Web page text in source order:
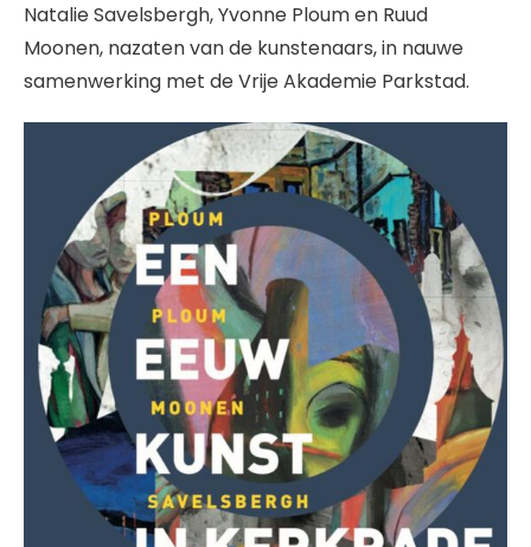
Natalie Savelsbergh, Yvonne Ploum en Ruud
Moonen, nazaten van de kunstenaars, in nauwe
samenwerking met de Vrije Akademie Parkstad.